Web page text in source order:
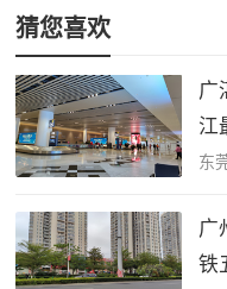
猜您喜欢
广
江
东
广
铁